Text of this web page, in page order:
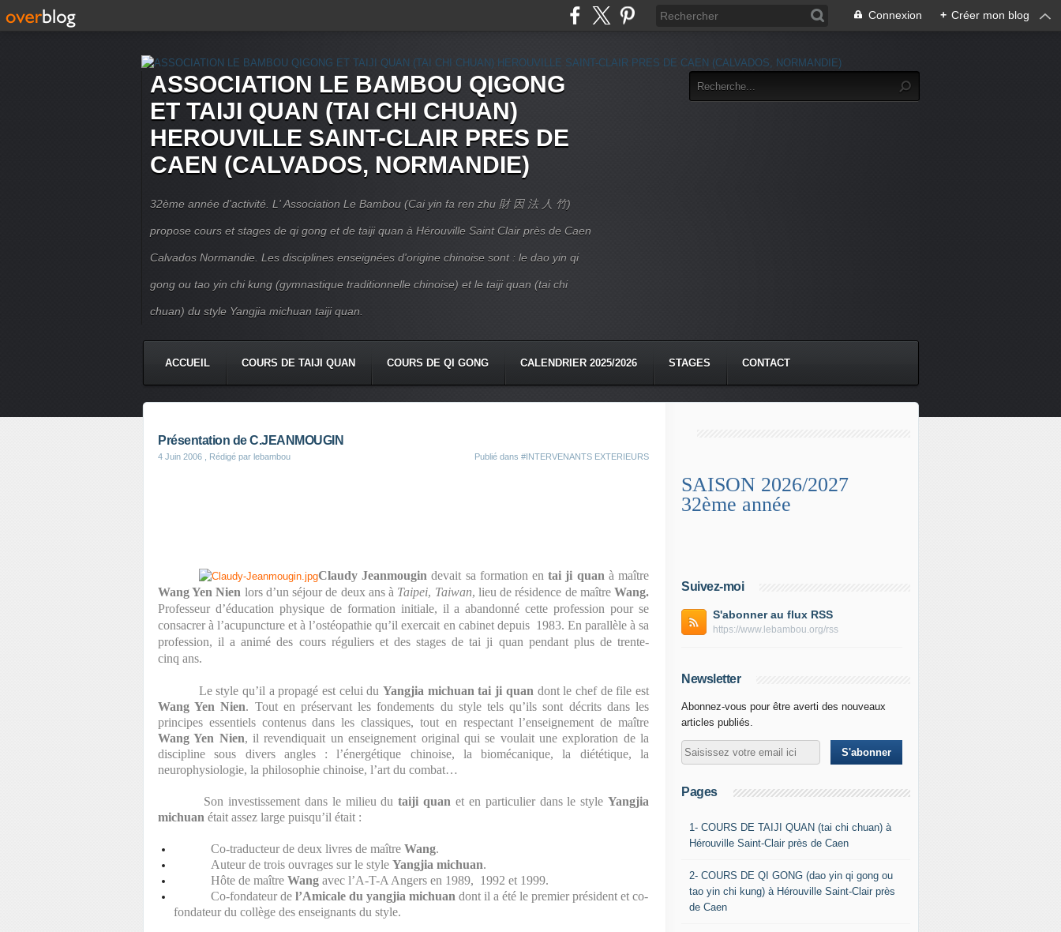
Connexion + Créer mon blog
ASSOCIATION LE BAMBOU QIGONG
ET TAIJI QUAN (TAI CHI CHUAN)
HEROUVILLE SAINT-CLAIR PRES DE
CAEN (CALVADOS, NORMANDIE)
32ème année d'activité. L' Association Le Bambou (Cai yin fa ren zhu 財 因 法 人 竹)
propose cours et stages de qi gong et de taiji quan à Hérouville Saint Clair près de Caen
Calvados Normandie. Les disciplines enseignées d'origine chinoise sont : le dao yin qi
gong ou tao yin chi kung (gymnastique traditionnelle chinoise) et le taiji quan (tai chi
chuan) du style Yangjia michuan taiji quan.
ACCUEIL COURS DE TAIJI QUAN COURS DE QI GONG CALENDRIER 2025/2026 STAGES CONTACT
Présentation de C.JEANMOUGIN
4 Juin 2006 , Rédigé par lebambou Publié dans #INTERVENANTS EXTERIEURS
Claudy Jeanmougin devait sa formation entai ji quan à maître
Wang Yen Nien lors d’un séjour de deux ans à Taipei, Taiwan, lieu de résidence de maîtreWang.
Professeur d’éducation physique de formation initiale, il a abandonné cette profession pour se
consacrer à l’acupuncture et à l’ostéopathie qu’il exercait en cabinet depuis 1983. En parallèle à sa
profession, il a animé des cours réguliers et des stages de tai ji quan pendant plus de trente-
cinq ans.
Le style qu’il a propagé est celui duYangjia michuan tai ji quan dont le chef de file est
Wang Yen Nien. Tout en préservant les fondements du style tels qu’ils sont décrits dans les
principes essentiels contenus dans les classiques, tout en respectant l’enseignement de maître
Wang Yen Nien, il revendiquait un enseignement original qui se voulait une exploration de la
discipline sous divers angles : l’énergétique chinoise, la biomécanique, la diététique, la
neurophysiologie, la philosophie chinoise, l’art du combat…
Son investissement dans le milieu dutaiji quan et en particulier dans le styleYangjia
michuan était assez large puisqu’il était :
Co-traducteur de deux livres de maîtreWang.
Auteur de trois ouvrages sur le styleYangjia michuan.
Hôte de maîtreWang avec l’A-T-A Angers en 1989, 1992 et 1999.
Co-fondateur del’Amicale du yangjia michuan dont il a été le premier président et co-
fondateur du collège des enseignants du style.
SAISON 2026/2027
32ème année
Suivez-moi
S'abonner au flux RSS
https://www.lebambou.org/rss
Newsletter
Abonnez-vous pour être averti des nouveaux
articles publiés.
Pages
1- COURS DE TAIJI QUAN (tai chi chuan) à
Hérouville Saint-Clair près de Caen
2- COURS DE QI GONG (dao yin qi gong ou
tao yin chi kung) à Hérouville Saint-Clair près
de Caen